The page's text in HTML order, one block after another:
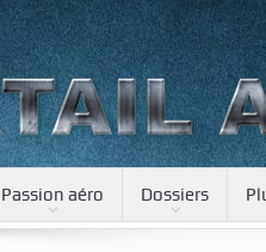
Passion aéro Dossiers